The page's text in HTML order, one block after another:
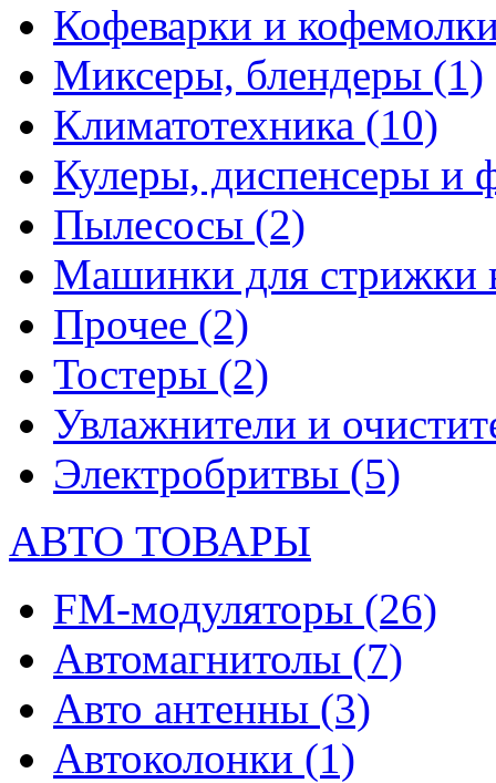
Кофеварки и
Миксеры, блендеры (1)
Климатотехника (10)
Кулеры, диспенсеры и
Пылесосы (2)
Машинки для стрижки
Прочее (2)
Тостеры (2)
Увлажнители и
Электробритвы (5)
АВТО ТОВАРЫ
FM-модуляторы (26)
Автомагнитолы (7)
Авто антенны (3)
Автоколонки (1)